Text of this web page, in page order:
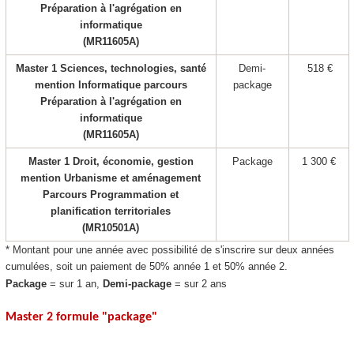
Préparation à l'agrégation en
informatique
(MR11605A)
Master 1 Sciences, technologies, santé
mention Informatique parcours
Préparation à l'agrégation en
informatique
(MR11605A)
Demi-
package
518 €
Master 1 Droit, économie, gestion
mention Urbanisme et aménagement
Parcours Programmation et
planification territoriales
(MR10501A)
Package 1 300 €
* Montant pour une année avec possibilité de s'inscrire sur deux années
cumulées, soit un paiement de 50% année 1 et 50% année 2.
Package= sur 1 an, Demi-package = sur 2 ans
Master 2 formule "package"